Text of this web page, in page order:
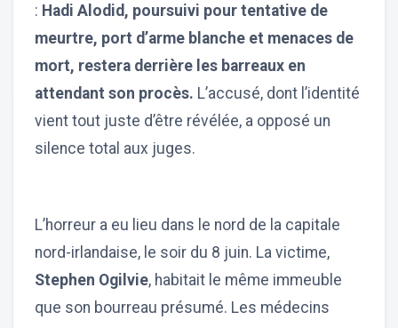
: Hadi Alodid, poursuivi pour tentative de
meurtre, port d’arme blanche et menaces de
mort, restera derrière les barreaux en
attendant son procès. L’accusé, dont l’identité
vient tout juste d’être révélée, a opposé un
silence total aux juges.
L’horreur a eu lieu dans le nord de la capitale
nord-irlandaise, le soir du 8 juin. La victime,
Stephen Ogilvie, habitait le même immeuble
que son bourreau présumé. Les médecins